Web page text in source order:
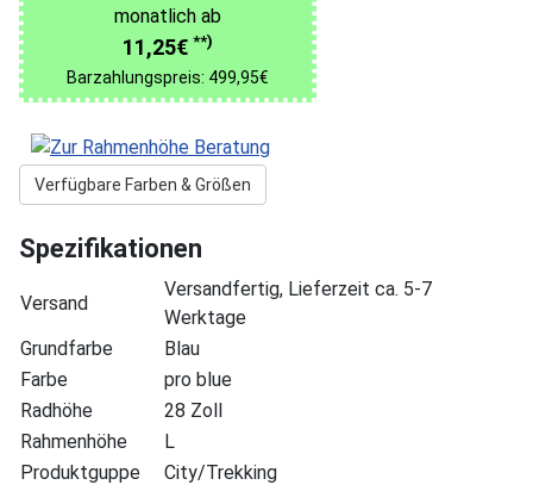
monatlich ab
11,25€ **)
Barzahlungspreis: 499,95€
Verfügbare Farben & Größen
Spezifikationen
Versand
Versandfertig, Lieferzeit ca. 5-7
Werktage
Grundfarbe
Blau
Farbe
pro blue
Radhöhe
28 Zoll
Rahmenhöhe
L
Produktguppe
City/Trekking